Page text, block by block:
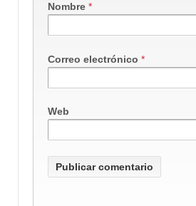
Nombre *
Correo electrónico *
Web